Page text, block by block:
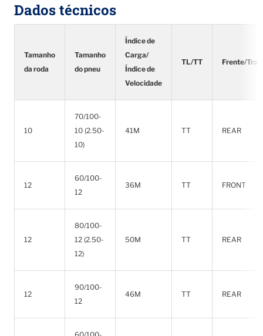
Dados técnicos
Tamanho
da roda
Tamanho
do pneu
Índice de
Carga/
Índice de
Velocidade
TL/TT Frente/
10
70/100-
10 (2.50-
10)
41M TT REAR
12
60/100-
12
36M TT FRONT
12
80/100-
12 (2.50-
12)
50M TT REAR
12
90/100-
12
46M TT REAR